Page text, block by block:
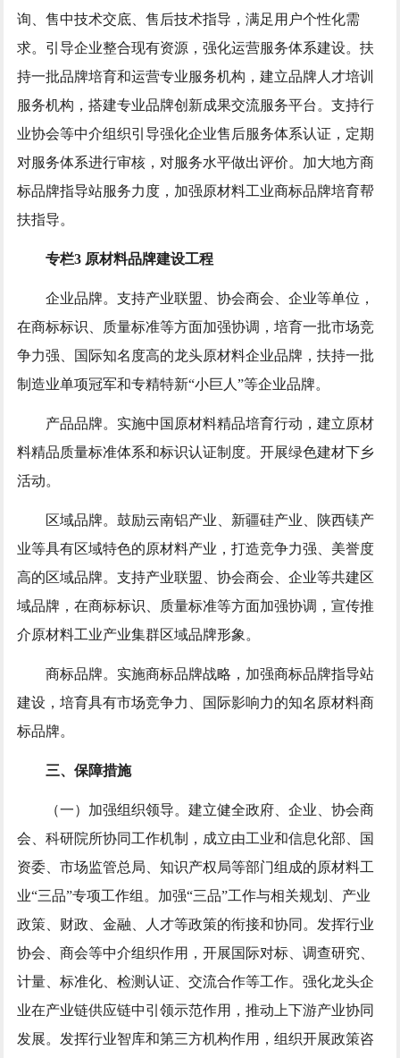
询、售中技术交底、售后技术指导，满足用户个性化需
求。引导企业整合现有资源，强化运营服务体系建设。扶
持一批品牌培育和运营专业服务机构，建立品牌人才培训
服务机构，搭建专业品牌创新成果交流服务平台。支持行
业协会等中介组织引导强化企业售后服务体系认证，定期
对服务体系进行审核，对服务水平做出评价。加大地方商
标品牌指导站服务力度，加强原材料工业商标品牌培育帮
扶指导。
专栏3 原材料品牌建设工程
企业品牌。支持产业联盟、协会商会、企业等单位，
在商标标识、质量标准等方面加强协调，培育一批市场竞
争力强、国际知名度高的龙头原材料企业品牌，扶持一批
制造业单项冠军和专精特新“小巨人”等企业品牌。
产品品牌。实施中国原材料精品培育行动，建立原材
料精品质量标准体系和标识认证制度。开展绿色建材下乡
活动。
区域品牌。鼓励云南铝产业、新疆硅产业、陕西镁产
业等具有区域特色的原材料产业，打造竞争力强、美誉度
高的区域品牌。支持产业联盟、协会商会、企业等共建区
域品牌，在商标标识、质量标准等方面加强协调，宣传推
介原材料工业产业集群区域品牌形象。
商标品牌。实施商标品牌战略，加强商标品牌指导站
建设，培育具有市场竞争力、国际影响力的知名原材料商
标品牌。
三、保障措施
（一）加强组织领导。建立健全政府、企业、协会商
会、科研院所协同工作机制，成立由工业和信息化部、国
资委、市场监管总局、知识产权局等部门组成的原材料工
业“三品”专项工作组。加强“三品”工作与相关规划、产业
政策、财政、金融、人才等政策的衔接和协同。发挥行业
协会、商会等中介组织作用，开展国际对标、调查研究、
计量、标准化、检测认证、交流合作等工作。强化龙头企
业在产业链供应链中引领示范作用，推动上下游产业协同
发展。发挥行业智库和第三方机构作用，组织开展政策咨